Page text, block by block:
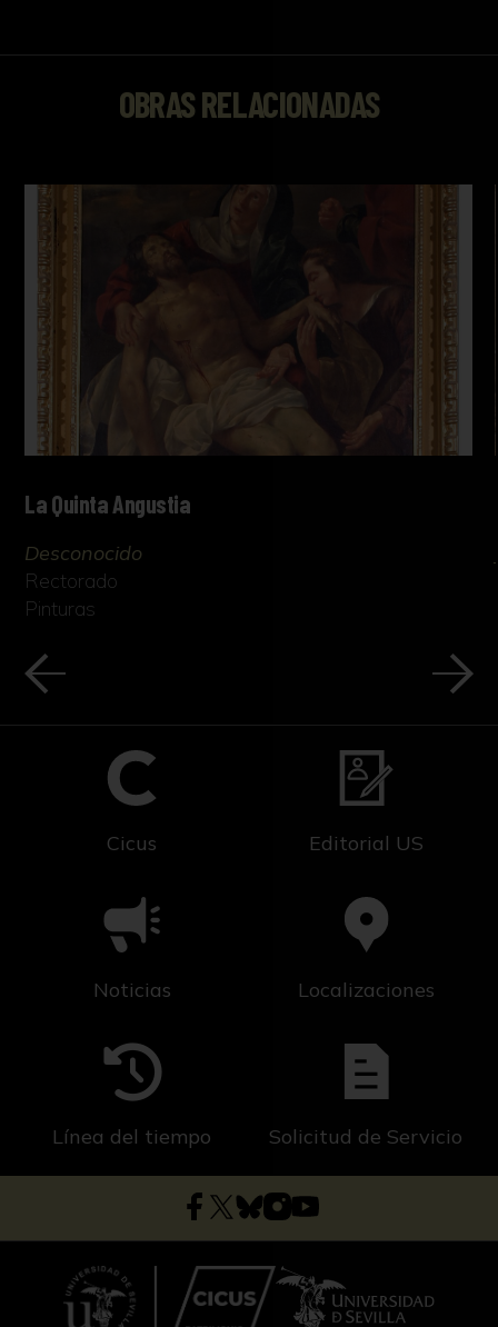
OBRAS RELACIONADAS
La Quinta Angustia
Desconocido
Rectorado
Pinturas
Cicus Editorial US
Noticias Localizaciones
Línea del tiempo Solicitud de Servicio